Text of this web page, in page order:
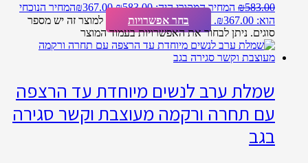
₪583.00 המחיר המקורי היה: ₪583.00. ₪367.00
המחיר הנוכחי
הוא: ₪367.00.
בחר אפשרויות
למוצר זה יש מספר
סוגים. ניתן לבחור את האפשרויות בעמוד המוצר
שמלת ערב לנשים מיוחדת עד הרצפה
עם תחרה ורקמה מעוצבת וקשר סגירה
בגב